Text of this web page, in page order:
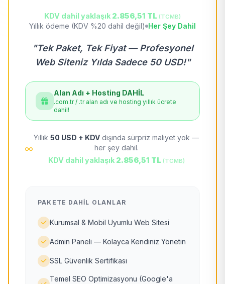
KDV dahil yaklaşık 2.856,51 TL (TCMB)
Yıllık ödeme (KDV %20 dahil değil) Her Şey Dahil
"Tek Paket, Tek Fiyat — Profesyonel
Web Siteniz Yılda Sadece 50 USD!"
Alan Adı + Hosting DAHİL
.com.tr / .tr alan adı ve hosting yıllık ücrete
dahil!
Yıllık 50 USD + KDV dışında sürpriz maliyet yok —
her şey dahil.
KDV dahil yaklaşık 2.856,51 TL (TCMB)
PAKETE DAHIL OLANLAR
Kurumsal & Mobil Uyumlu Web Sitesi
Admin Paneli — Kolayca Kendiniz Yönetin
SSL Güvenlik Sertifikası
Temel SEO Optimizasyonu (Google'a